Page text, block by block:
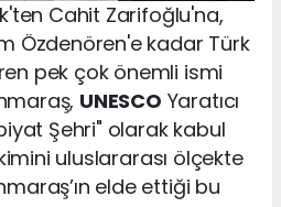
Cahit Zarifoğlu'na,
Özdenören'e kadar Türk
pek çok önemli ismi
UNESCO Yaratıcı
Şehri" olarak kabul
uluslararası ölçekte
elde ettiği bu